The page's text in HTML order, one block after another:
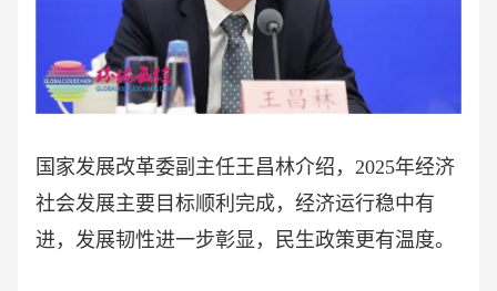
国家发展改革委副主任王昌林介绍， 2025年经济
社会发展主要目标顺利完成，经济运行稳中有
进，发展韧性进一步彰显，民生政策更有温度。